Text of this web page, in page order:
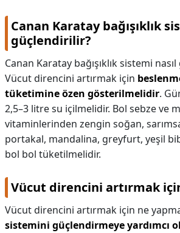
Canan Karatay bağışıklık
güçlendirilir?
Canan Karatay bağışıklık sistemi
Vücut direncini artırmak için
tüketimine özen gösterilmelidir.
2,5–3 litre su içilmelidir. Bol sebze ve
vitaminlerinden zengin soğan,
portakal, mandalina, greyfurt, yeşil
bol bol tüketilmelidir.
Vücut direncini artırmak
Vücut direncini artırmak için ne
sistemini güçlendirmeye yardımcı